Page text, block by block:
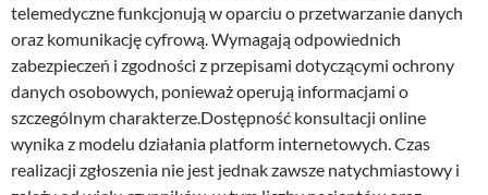
telemedyczne funkcjonują w oparciu o przetwarzanie danych
oraz komunikację cyfrową. Wymagają odpowiednich
zabezpieczeń i zgodności z przepisami dotyczącymi ochrony
danych osobowych, ponieważ operują informacjami o
szczególnym charakterze.Dostępność konsultacji online
wynika z modelu działania platform internetowych. Czas
realizacji zgłoszenia nie jest jednak zawsze natychmiastowy i